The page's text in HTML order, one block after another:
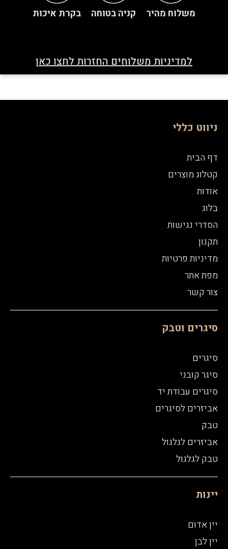
משלוח מהיר קניה בטוחה בקרת איכות
למדיניות משלוחים החזרות לחצו כאן
ניווט כללי
דף הבית
קטלוג מוצרים
אודות
בלוג
הסדרי נגישות
תקנון
מדיניות פרטיות
מפת אתר
צור קשר
סיגרים וטבק
סיגרים
סיגר קובני
סיגרים עבודת יד
אביזרים לסיגרים
טבק
אביזרים לגלגול
טבק לגלגול
יינות
יין אדום
יין לבן